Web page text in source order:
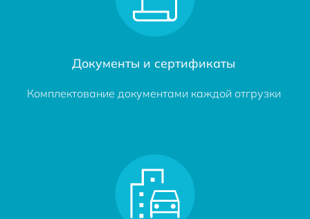
Документы и сертификаты
Комплектование документами каждой отгрузки